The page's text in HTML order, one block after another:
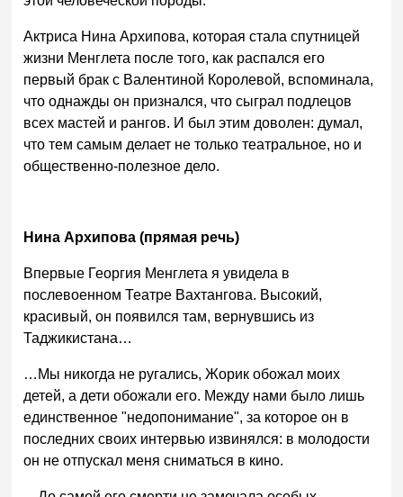
Актриса Нина Архипова, которая стала спутницей
жизни Менглета после того, как распался его
первый брак с Валентиной Королевой, вспоминала,
что однажды он признался, что сыграл подлецов
всех мастей и рангов. И был этим доволен: думал,
что тем самым делает не только театральное, но и
общественно-полезное дело.
Нина Архипова (прямая речь)
Впервые Георгия Менглета я увидела в
послевоенном Театре Вахтангова. Высокий,
красивый, он появился там, вернувшись из
Таджикистана…
…Мы никогда не ругались, Жорик обожал моих
детей, а дети обожали его. Между нами было лишь
единственное "недопонимание", за которое он в
последних своих интервью извинялся: в молодости
он не отпускал меня сниматься в кино.